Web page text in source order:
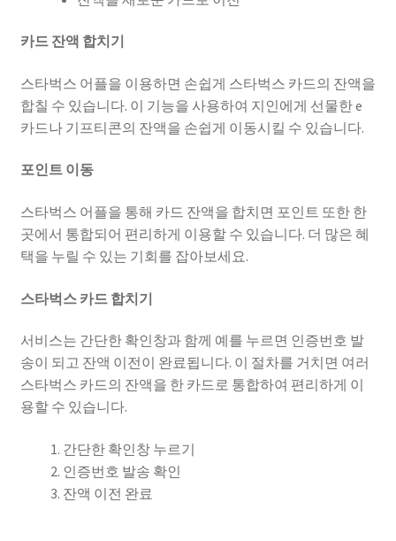
카드 잔액 합치기
스타벅스 어플을 이용하면 손쉽게 스타벅스 카드의 잔액을
합칠 수 있습니다. 이 기능을 사용하여 지인에게 선물한 e
카드나 기프티콘의 잔액을 손쉽게 이동시킬 수 있습니다.
포인트 이동
스타벅스 어플을 통해 카드 잔액을 합치면 포인트 또한 한
곳에서 통합되어 편리하게 이용할 수 있습니다. 더 많은 혜
택을 누릴 수 있는 기회를 잡아보세요.
스타벅스 카드 합치기
서비스는 간단한 확인창과 함께 예를 누르면 인증번호 발
송이 되고 잔액 이전이 완료됩니다. 이 절차를 거치면 여러
스타벅스 카드의 잔액을 한 카드로 통합하여 편리하게 이
용할 수 있습니다.
간단한 확인창 누르기
인증번호 발송 확인
잔액 이전 완료